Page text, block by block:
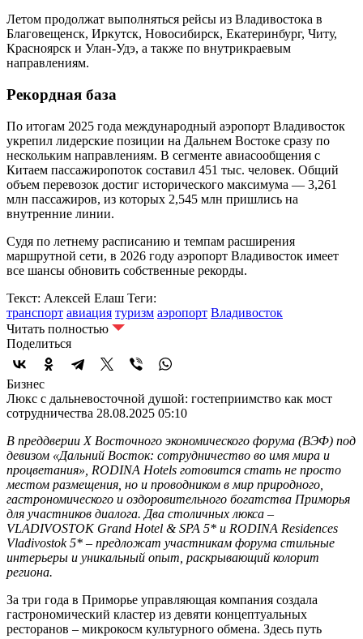
Летом продолжат выполняться рейсы из Владивостока в
Благовещенск, Иркутск, Новосибирск, Екатеринбург, Читу,
Красноярск и Улан-Удэ, а также по внутрикраевым
направлениям.
Рекордная база
По итогам 2025 года международный аэропорт Владивосток
укрепил лидерские позиции на Дальнем Востоке сразу по
нескольким направлениям. В сегменте авиасообщения с
Китаем пассажиропоток составил 451 тыс. человек. Общий
объем перевозок достиг исторического максимума — 3,261
млн пассажиров, из которых 2,545 млн пришлись на
внутренние линии.
Судя по летнему расписанию и темпам расширения
маршрутной сети, в 2026 году аэропорт Владивосток имеет
все шансы обновить собственные рекорды.
Текст: Алексей Елаш Теги:
транспорт авиация туризм аэропорт Владивосток
Читать полностью
Поделиться
Бизнес
Люкс с дальневосточной душой: гостеприимство как мост
сотрудничества 28.08.2025 05:10
В преддверии X Восточного экономического форума (ВЭФ) под
девизом «Дальний Восток: сотрудничество во имя мира и
процветания», RODINA Hotels готовится стать не просто
местом размещения, но и проводником в мир природного,
гастрономического и оздоровительного богатства Приморья
для участников диалога. Два столичных люкса –
VLADIVOSTOK Grand Hotel & SPA 5* и RODINA Residences
Vladivostok 5* – предложат участникам форума стильные
интерьеры и уникальный опыт, раскрывающий колорит
региона.
За три года в Приморье управляющая компания создала
гастрономический кластер из девяти концептуальных
ресторанов – микрокосм культурного обмена. Здесь путь